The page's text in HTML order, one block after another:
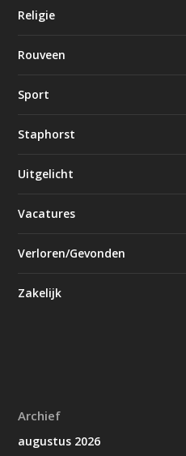
Religie
Rouveen
Sport
Staphorst
Uitgelicht
Vacatures
Verloren/Gevonden
Zakelijk
Archief
augustus 2026